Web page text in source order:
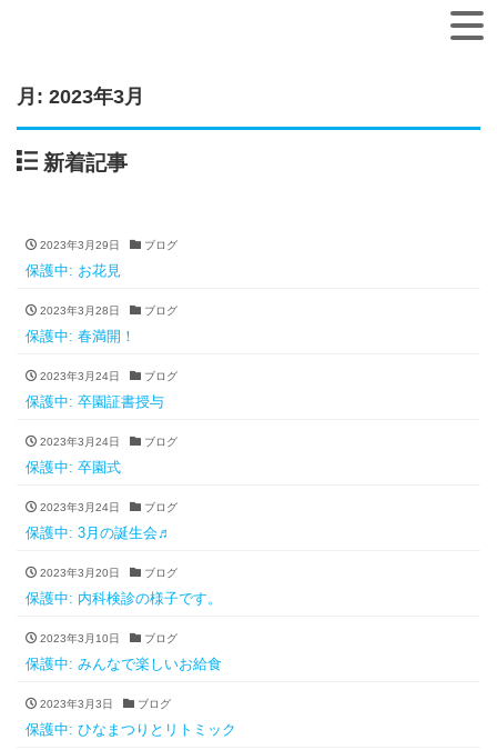
月: 2023年3月
新着記事
2023年3月29日 ブログ
保護中: お花見
2023年3月28日 ブログ
保護中: 春満開！
2023年3月24日 ブログ
保護中: 卒園証書授与
2023年3月24日 ブログ
保護中: 卒園式
2023年3月24日 ブログ
保護中: 3月の誕生会♬
2023年3月20日 ブログ
保護中: 内科検診の様子です。
2023年3月10日 ブログ
保護中: みんなで楽しいお給食
2023年3月3日 ブログ
保護中: ひなまつりとリトミック